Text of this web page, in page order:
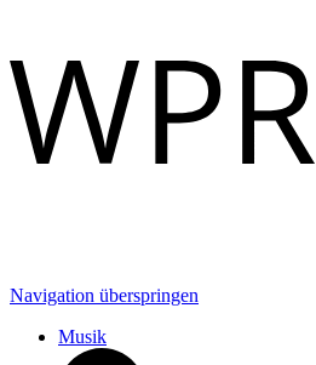
Navigation überspringen
Musik